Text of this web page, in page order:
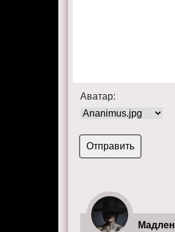
Аватар:
Мадлен